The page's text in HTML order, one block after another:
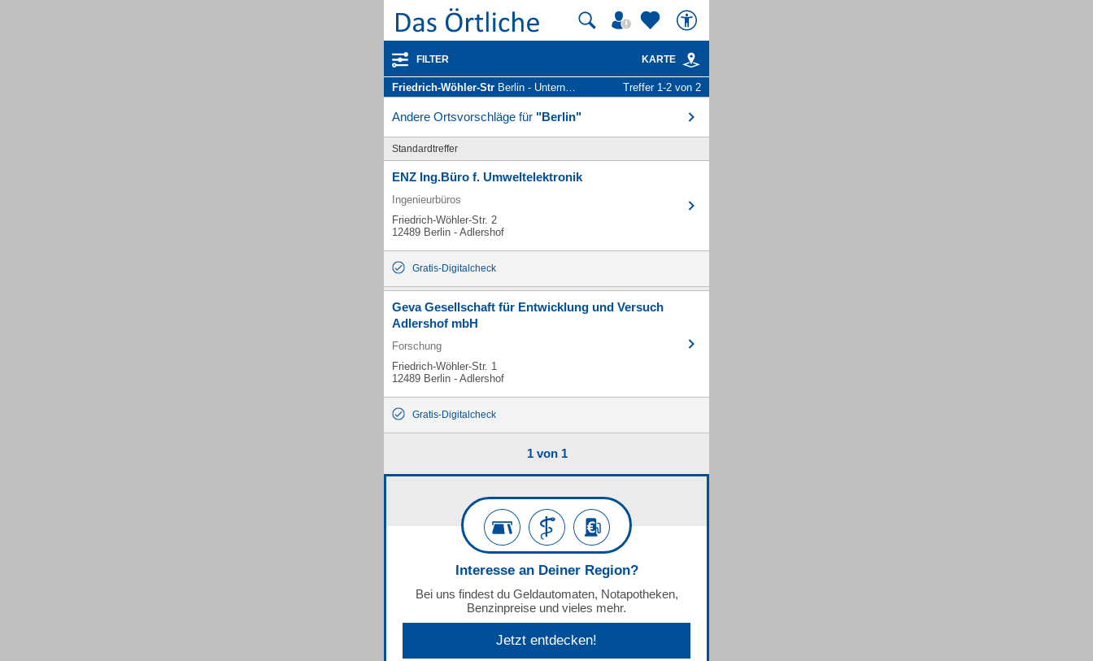
FILTER KARTE
Friedrich-Wöhler-Str Berlin - Unternehmen und Personen Treffer 1-2 von 2
Andere Ortsvorschläge für "Berlin"
Standardtreffer
ENZ Ing.Büro f. Umweltelektronik
Ingenieurbüros
Friedrich-Wöhler-Str. 2
12489 Berlin - Adlershof
Gratis-Digitalcheck
Geva Gesellschaft für Entwicklung und Versuch
Adlershof mbH
Forschung
Friedrich-Wöhler-Str. 1
12489 Berlin - Adlershof
Gratis-Digitalcheck
1 von 1
Interesse an Deiner Region?
Bei uns findest du Geldautomaten, Notapotheken,
Benzinpreise und vieles mehr.
Jetzt entdecken!